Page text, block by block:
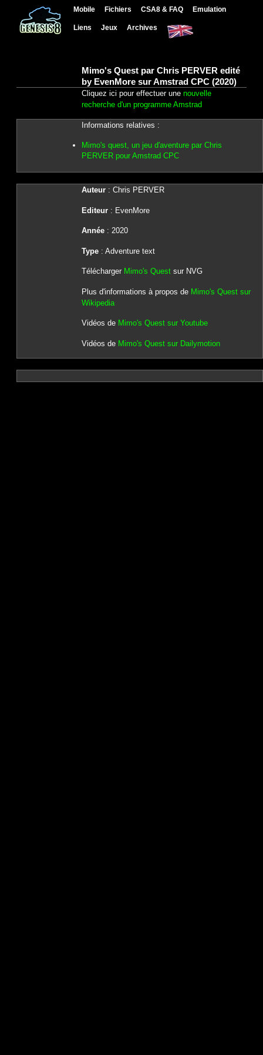
Mobile Fichiers CSA8 & FAQ Emulation
Liens Jeux Archives
Mimo's Quest par Chris PERVER edité
by EvenMore sur Amstrad CPC (2020)
Cliquez ici pour effectuer une nouvelle
recherche d'un programme Amstrad
Informations relatives :
Mimo's quest, un jeu d'aventure par Chris
PERVER pour Amstrad CPC
Auteur: Chris PERVER
Editeur: EvenMore
Année: 2020
Type: Adventure text
Télécharger Mimo's Questsur NVG
Plus d'informations à propos de Mimo's Quest sur
Wikipedia
Vidéos de Mimo's Quest sur Youtube
Vidéos de Mimo's Quest sur Dailymotion